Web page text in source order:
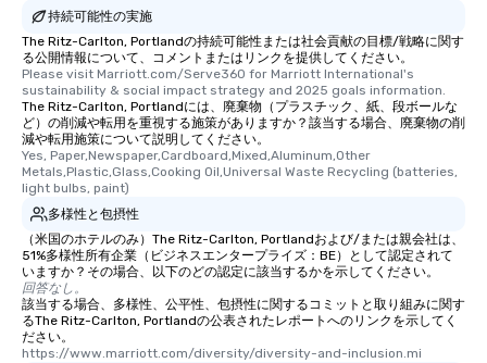
持続可能性の実施
The Ritz-Carlton, Portlandの持続可能性または社会貢献の目標/戦略に関す
る公開情報について、コメントまたはリンクを提供してください。
Please visit Marriott.com/Serve360 for Marriott International's
sustainability & social impact strategy and 2025 goals information.
The Ritz-Carlton, Portlandには、廃棄物（プラスチック、紙、段ボールな
ど）の削減や転用を重視する施策がありますか？該当する場合、廃棄物の削
減や転用施策について説明してください。
Yes, Paper,Newspaper,Cardboard,Mixed,Aluminum,Other
Metals,Plastic,Glass,Cooking Oil,Universal Waste Recycling (batteries,
light bulbs, paint)
多様性と包摂性
（米国のホテルのみ）The Ritz-Carlton, Portlandおよび/または親会社は、
51%多様性所有企業（ビジネスエンタープライズ：BE）として認定されて
いますか？その場合、以下のどの認定に該当するかを示してください。
回答なし。
該当する場合、多様性、公平性、包摂性に関するコミットと取り組みに関す
るThe Ritz-Carlton, Portlandの公表されたレポートへのリンクを示してく
ださい。
https://www.marriott.com/diversity/diversity-and-inclusion.mi